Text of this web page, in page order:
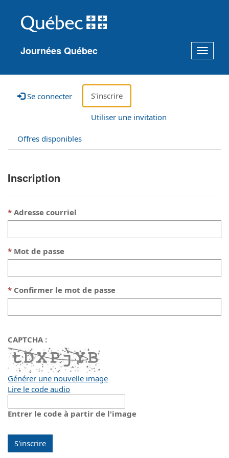
Journées Québec
Toggle
Se connecter S'inscrire
Utiliser une invitation
Offres disponibles
Inscription
Adresse courriel
Mot de passe
Confirmer le mot de passe
CAPTCHA :
Générer une nouvelle image
Lire le code audio
nouvelle
prête
Entrer le code à partir de l'image